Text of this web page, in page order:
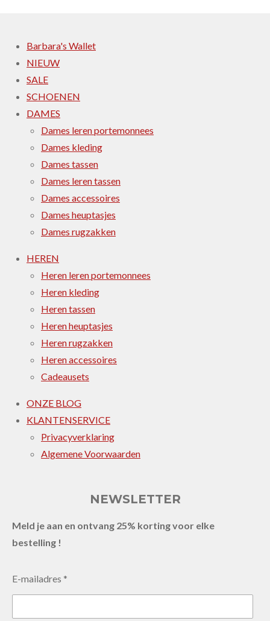
Barbara's Wallet
NIEUW
SALE
SCHOENEN
DAMES
Dames leren portemonnees
Dames kleding
Dames tassen
Dames leren tassen
Dames accessoires
Dames heuptasjes
Dames rugzakken
HEREN
Heren leren portemonnees
Heren kleding
Heren tassen
Heren heuptasjes
Heren rugzakken
Heren accessoires
Cadeausets
ONZE BLOG
KLANTENSERVICE
Privacyverklaring
Algemene Voorwaarden
NEWSLETTER
Meld je aan en ontvang 25% korting voor elke
bestelling !
E-mailadres *